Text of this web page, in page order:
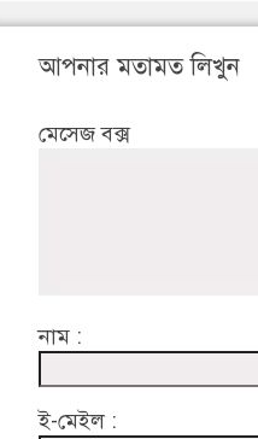
আপনার মতামত লিখুন
মেসেজ বক্স
নাম :
ই-মেইল :